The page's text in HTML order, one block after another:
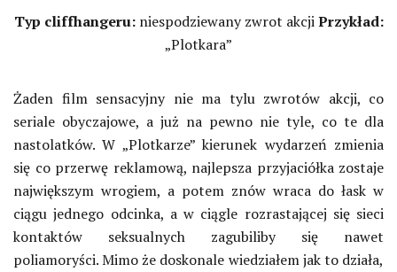
Typ cliffhangeru:niespodziewany zwrot akcjiPrzykład:
„Plotkara”
Żaden film sensacyjny nie ma tylu zwrotów akcji, co
seriale obyczajowe, a już na pewno nie tyle, co te dla
nastolatków. W „Plotkarze” kierunek wydarzeń zmienia
się co przerwę reklamową, najlepsza przyjaciółka zostaje
największym wrogiem, a potem znów wraca do łask w
ciągu jednego odcinka, a w ciągle rozrastającej się sieci
kontaktów seksualnych zagubiliby się nawet
poliamoryści. Mimo że doskonale wiedziałem jak to działa,